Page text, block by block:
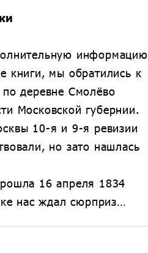
информацию
книги, мы обратились к
по деревне Смолёво
Московской губернии.
10-я и 9-я ревизии
но зато нашлась
16 апреля 1834
нас ждал сюрприз…